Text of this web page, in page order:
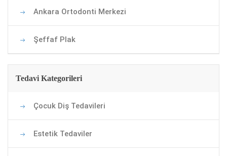
Ankara Ortodonti Merkezi
Şeffaf Plak
Tedavi Kategorileri
Çocuk Diş Tedavileri
Estetik Tedaviler